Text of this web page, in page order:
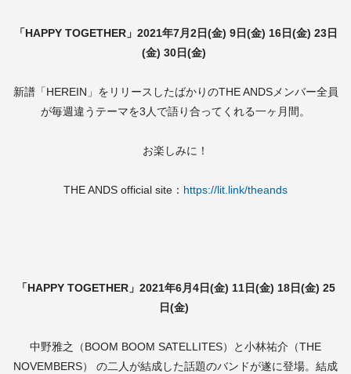
「HAPPY TOGETHER」2021年7月2日(金) 9日(金) 16日(金) 23日
(金) 30日(金)
新譜「HEREIN」をリリースしたばかりのTHE ANDSメンバー全員
が毎週違うテーマを3人で語り合ってくれる一ヶ月間。
お楽しみに！
THE ANDS official site： https://lit.link/theands
「HAPPY TOGETHER」2021年6月4日(金) 11日(金) 18日(金) 25
日(金)
中野雅之（BOOM BOOM SATELLITES）と小林祐介（THE
NOVEMBERS） の二人が結成した話題のバンドが遂に登場。結成